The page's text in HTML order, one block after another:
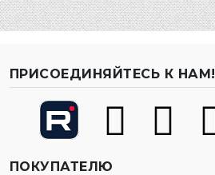
ПРИСОЕДИНЯЙТЕСЬ К НАМ!
ПОКУПАТЕЛЮ